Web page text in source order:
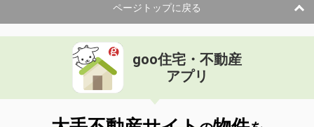
ページトップに戻る
goo住宅・不動産
アプリ